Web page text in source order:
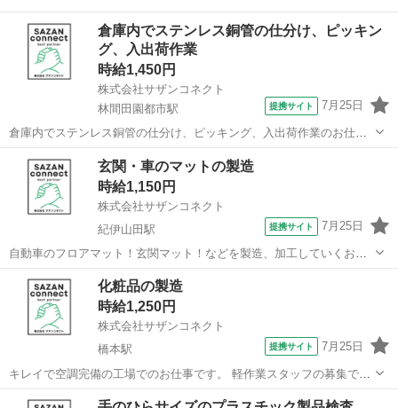
倉庫内でステンレス銅管の仕分け、ピッキン
グ、入出荷作業
時給1,450円
株式会社サザンコネクト
林間田園都市駅
提携サイト 7月25日
倉庫内でステンレス銅管の仕分け、ピッキング、入出荷作業のお仕事
です！ 具体的には・・・ ・ステンレス銅管の仕分け・移動 ・ピッキ
ング・出荷作業 などをお願いします！ 天井クレーンなどでトラックに
積み込みしていきます！ ...
和歌山 橋本市 林間田園都市駅 ドライバー
玄関・車のマットの製造
時給1,150円
株式会社サザンコネクト
紀伊山田駅
提携サイト 7月25日
自動車のフロアマット！玄関マット！などを製造、加工していくお仕
事！！ 素材と素材をシート状に張り合わせ製造、加工している会社で
す！！ 素材と素材をシート状に貼り合わせる加工製造のお仕事になり
ます。 その他、生地とゴムを張...
和歌山 橋本市 紀伊山田駅
化粧品の製造
時給1,250円
株式会社サザンコネクト
橋本駅
提携サイト 7月25日
キレイで空調完備の工場でのお仕事です。 軽作業スタッフの募集です
☆ 化粧品等の製造になります。 具体的には… ・容器に充填されたも和歌山 橋本市 橋本駅 仕分け